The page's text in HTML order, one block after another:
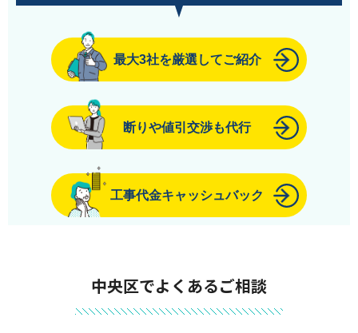
最大3社を厳選してご紹介
断りや値引交渉も代行
工事代金キャッシュバック
中央区でよくあるご相談